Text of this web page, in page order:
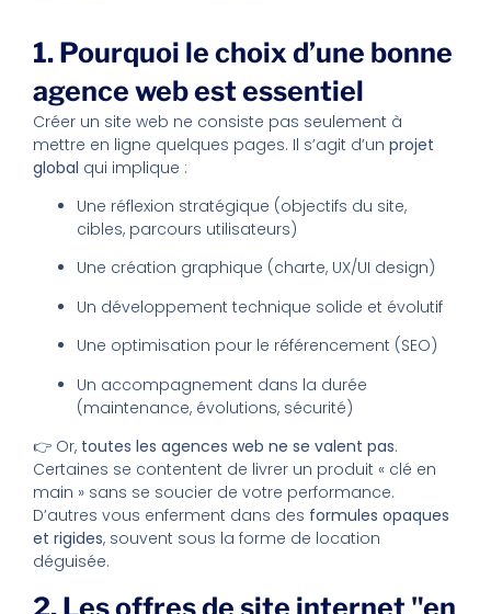
1. Pourquoi le choix d’une bonne
agence web est essentiel
Créer un site web ne consiste pas seulement à
mettre en ligne quelques pages. Il s’agit d’un projet
global qui implique :
Une réflexion stratégique (objectifs du site,
cibles, parcours utilisateurs)
Une création graphique (charte, UX/UI design)
Un développement technique solide et évolutif
Une optimisation pour le référencement (SEO)
Un accompagnement dans la durée
(maintenance, évolutions, sécurité)
👉 Or, toutes les agences web ne se valent pas.
Certaines se contentent de livrer un produit « clé en
main » sans se soucier de votre performance.
D’autres vous enferment dans des formules opaques
et rigides, souvent sous la forme de location
déguisée.